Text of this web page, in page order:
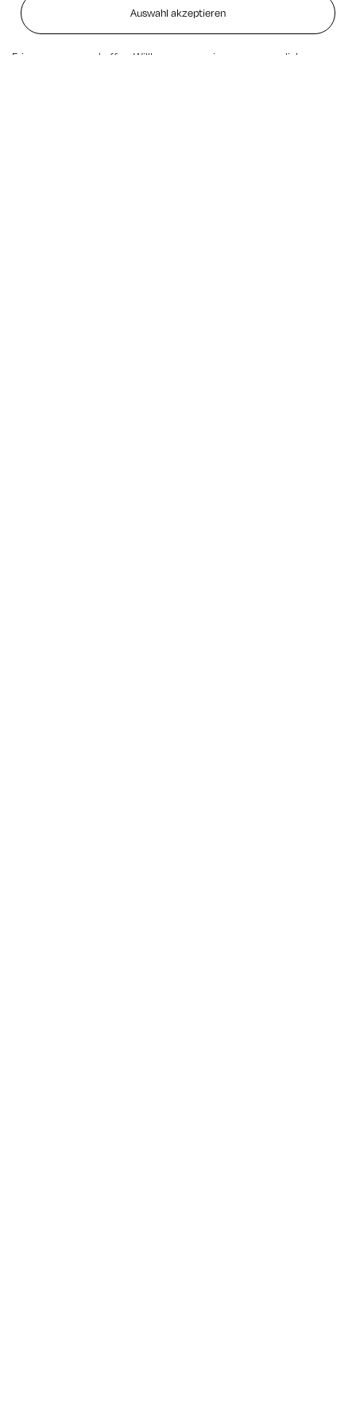
Auswahl akzeptieren
eine geräumige und komfortable Übernachtungsmöglichkeit suchen. Mit
modernen Einrichtungen und einer malerischen Lage ist das Gullvåg
Erinnerungen zu schaffen. Willkommen zu einem unvergesslichen